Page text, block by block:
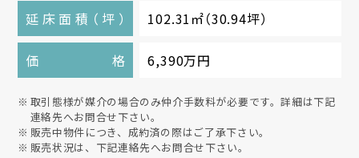
延床面積（ 坪 ） 102.31㎡（30.94坪）
価格 6,390万円
取引態様が媒介の場合のみ仲介手数料が必要です。詳細は下記
連絡先へお問合せ下さい。
販売中物件につき、成約済の際はご了承下さい。
販売状況は、下記連絡先へお問合せ下さい。